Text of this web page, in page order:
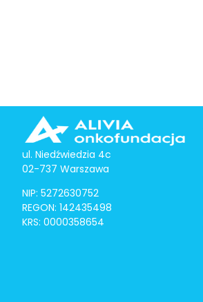
ul. Niedźwiedzia 4c
02-737 Warszawa
NIP: 5272630752
REGON: 142435498
KRS: 0000358654